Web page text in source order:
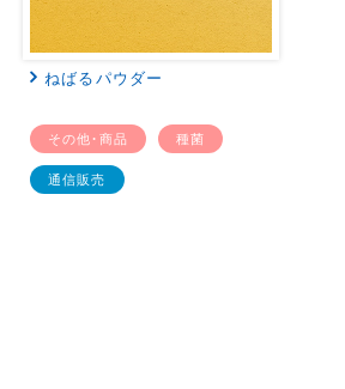
ねばるパウダー
その他・商品 種菌
通信販売